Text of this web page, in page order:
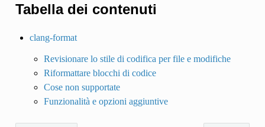
Tabella dei contenuti
clang-format
Revisionare lo stile di codifica per file e modifiche
Riformattare blocchi di codice
Cose non supportate
Funzionalità e opzioni aggiuntive